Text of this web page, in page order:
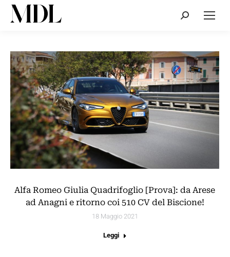
Cerca:
Alfa Romeo Giulia Quadrifoglio [Prova]: da Arese
ad Anagni e ritorno coi 510 CV del Biscione!
18 Maggio 2021
Leggi